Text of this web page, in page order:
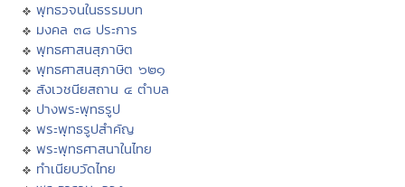
พุทธวจนในธรรมบท
มงคล ๓๘ ประการ
พุทธศาสนสุภาษิต
พุทธศาสนสุภาษิต ๖๒๑
สังเวชนียสถาน ๔ ตำบล
ปางพระพุทธรูป
พระพุทธรูปสำคัญ
พระพุทธศาสนาในไทย
ทำเนียบวัดไทย